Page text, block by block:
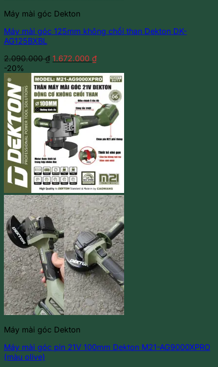
Máy mài góc Dekton
Máy mài góc 125mm không chổi than Dekton DK-
AG125BXBL
2.090.000₫ Giá
là:
2.090.000 ₫.
1.672.000 ₫Giá
tại
là:
1.672.000 ₫.
-20%
Máy mài góc Dekton
Máy mài góc pin 21V 100mm Dekton M21-AG9000XPRO
(màu olive)